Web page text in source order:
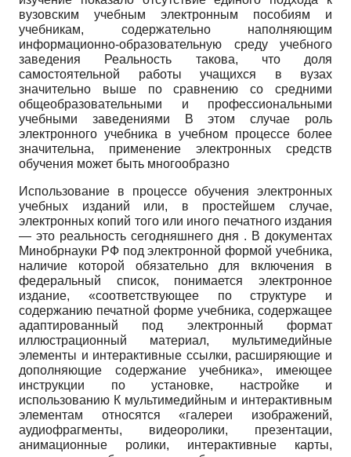
вузовским учебным электронным пособиям и
учебникам, содержательно наполняющим
информационно-образовательную среду учебного
заведения Реальность такова, что доля
самостоятельной работы учащихся в вузах
значительно выше по сравнению со средними
общеобразовательными и профессиональными
учебными заведениями В этом случае роль
электронного учебника в учебном процессе более
значительна, применение электронных средств
обучения может быть многообразно
Использование в процессе обучения электронных
учебных изданий или, в простейшем случае,
электронных копий того или иного печатного издания
— это реальность сегодняшнего дня . В документах
Минобрнауки РФ под электронной формой учебника,
наличие которой обязательно для включения в
федеральный список, понимается электронное
издание, «соответствующее по структуре и
содержанию печатной форме учебника, содержащее
адаптированный под электронный формат
иллюстрационный материал, мультимедийные
элементы и интерактивные ссылки, расширяющие и
дополняющие содержание учебника», имеющее
инструкции по установке, настройке и
использованию К мультимедийным и интерактивным
элементам относятся «галереи изображений,
аудиофрагменты, видеоролики, презентации,
анимационные ролики, интерактивные карты,